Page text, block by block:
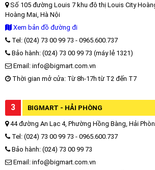
Số 105 đường Louis 7 khu đô thị Louis City
Hoàng Mai, Hà Nội
Xem bản đồ đường đi
Tel: (024) 73 00 99 73 - 0965.600.737
Bảo hành: (024) 73 00 99 73 (máy lẻ 1321)
Email: info@bigmart.com.vn
Thời gian mở cửa: Từ 8h-17h từ T2 đến T7
3 BIGMART - HẢI PHÒNG
44 đường An Lạc 4, Phường Hồng Bàng, Hải
Tel: (024) 73 00 99 73 - 0965.600.737
Bảo hành: (024) 73 00 99 73
Email: info@bigmart.com.vn